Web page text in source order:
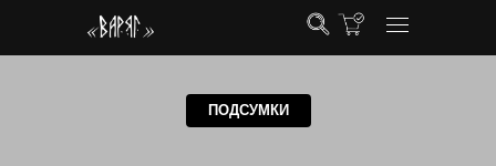
ПОДСУМКИ